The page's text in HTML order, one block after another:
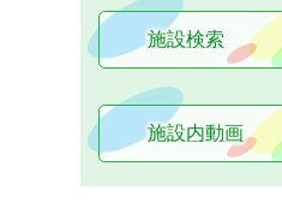
施設検索
施設内動画